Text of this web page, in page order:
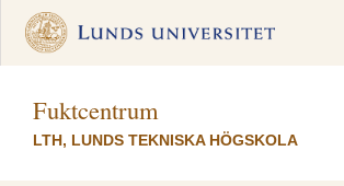
Fuktcentrum
LTH, LUNDS TEKNISKA HÖGSKOLA